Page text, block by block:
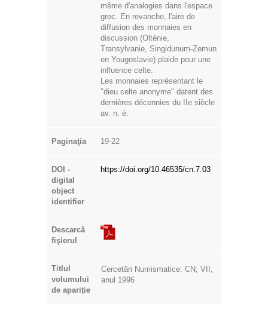
même d'analogies dans l'espace
grec. En revanche, l'aire de
diffusion des monnaies en
discussion (Olténie,
Transylvanie, Singidunum-Zemun
en Yougoslavie) plaide pour une
influence celte.
Les monnaies représentant le
"dieu celte anonyme" datent des
dernières décennies du ΙΙe siècle
av. n. è.
Paginaţia 19-22
DOI -
digital
object
identifier
https://doi.org/10.46535/cn.7.03
Descarcă
fişierul
Titlul
volumului
de apariție
Cercetări Numismatice: CN; VII;
anul 1996